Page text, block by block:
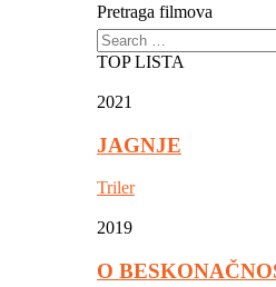
Pretraga filmova
Search
for:
TOP LISTA
2021
JAGNJE
Triler
2019
O